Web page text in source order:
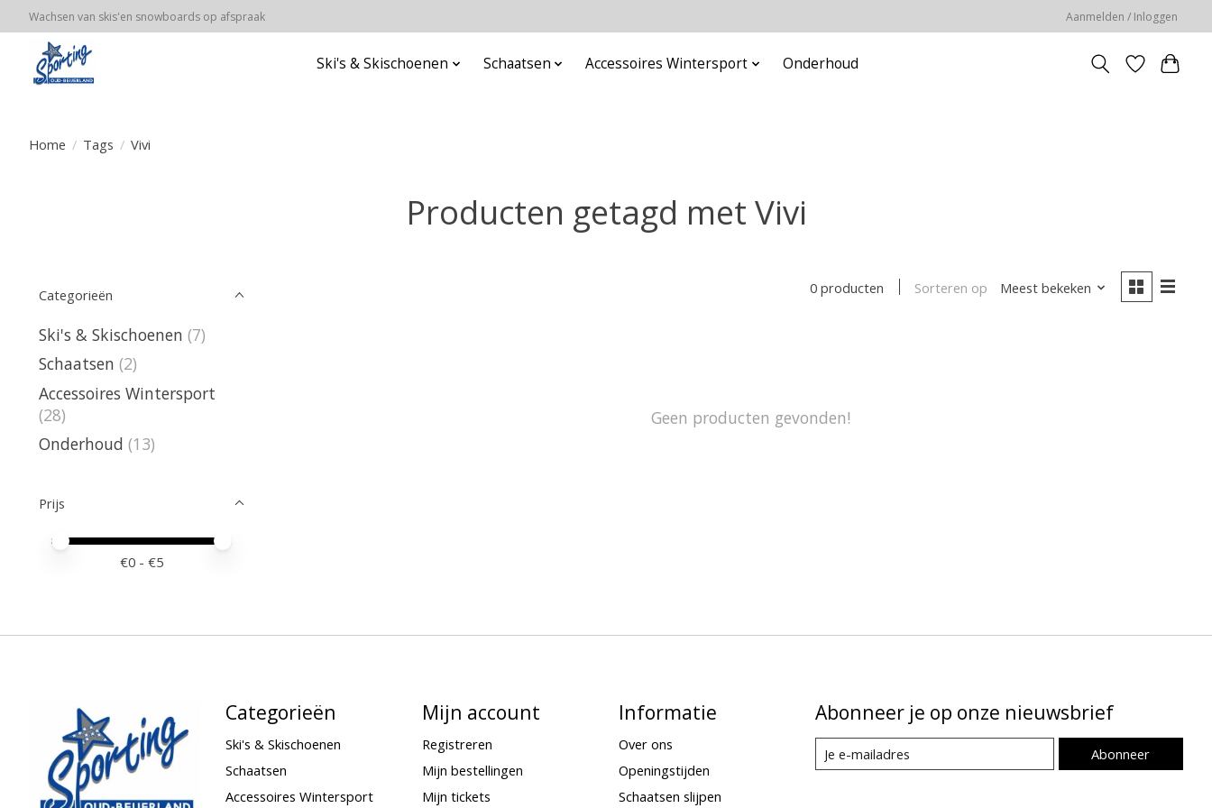
Wachsen van skis'en snowboards op afspraak Aanmelden / Inloggen
Ski's & Skischoenen Schaatsen Accessoires Wintersport Onderhoud
Home / Tags / Vivi
Producten getagd met Vivi
Categorieën
Ski's & Skischoenen (7)
Schaatsen (2)
Accessoires Wintersport
(28)
Onderhoud (13)
Prijs
Minimale prijswaarde
Price maximum value
€0 - €5
0 producten Sorteren op Meest bekeken
Geen producten gevonden!
Categorieën
Ski's & Skischoenen
Schaatsen
Accessoires Wintersport
Mijn account
Registreren
Mijn bestellingen
Mijn tickets
Informatie
Over ons
Openingstijden
Schaatsen slijpen
Abonneer je op onze nieuwsbrief
Abonneer